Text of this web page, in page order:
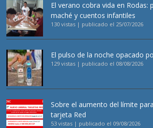
El verano cobra vida en Rodas:
maché y cuentos infantiles
130 vistas | publicado el 25/07/2026
El pulso de la noche opacado
129 vistas | publicado el 08/08/2026
Sobre el aumento del límite
tarjeta Red
53 vistas | publicado el 09/08/2026